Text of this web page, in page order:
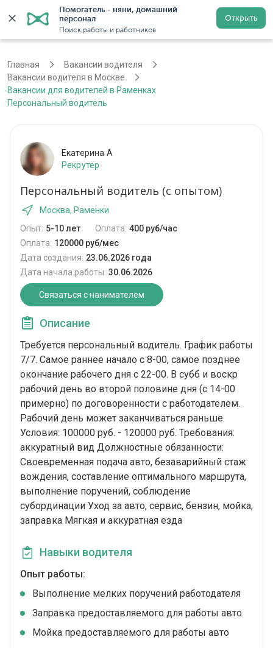
Помогатель - няни, домашний
персонал
Поиск работы и работников
Открыть
Регистрация
Главная
Вакансии водителя
Вакансии водителя в Москве
Вакансии для водителей в Раменках
Персональный водитель
Екатерина А
Рекрутер
Персональный водитель (с опытом)
Москва, Раменки
Опыт: 5-10 лет Оплата: 400 руб/час
Оплата: 120000 руб/мес
Дата создания: 23.06.2026 года
Дата начала работы: 30.06.2026
Связаться с нанимателем
Описание
Требуется персональный водитель. График работы
7/7. Самое раннее начало с 8-00, самое позднее
окончание рабочего дня с 22-00. В субб и воскр
рабочий день во второй половине дня (с 14-00
примерно) по договоренности с работодателем.
Рабочий день может заканчиваться раньше.
Условия: 100000 руб. - 120000 руб. Требования:
аккуратный вид Должностные обязанности:
Своевременная подача авто, безаварийный стаж
вождения, составление оптимального маршрута,
выполнение поручений, соблюдение
субординации Уход за авто, сервис, бензин, мойка,
заправка Мягкая и аккуратная езда
Навыки водителя
Опыт работы:
Выполнение мелких поручений работодателя
Заправка предоставляемого для работы авто
Мойка предоставляемого для работы авто